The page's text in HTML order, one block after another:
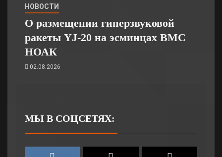
НОВОСТИ
О размещении гиперзвуковой
ракеты YJ-20 на эсминцах ВМС
НОАК
02.08.2026
МЫ В СОЦСЕТЯХ: